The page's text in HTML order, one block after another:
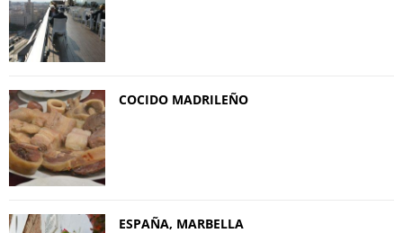
COCIDO MADRILEÑO
ESPAÑA, MARBELLA